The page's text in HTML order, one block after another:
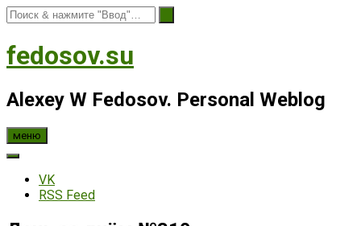
fedosov.su
Alexey W Fedosov. Personal Weblog
меню
VK
RSS Feed